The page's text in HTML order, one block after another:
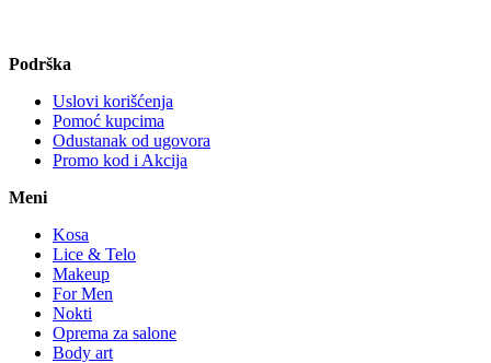
Podrška
Uslovi korišćenja
Pomoć kupcima
Odustanak od ugovora
Promo kod i Akcija
Meni
Kosa
Lice & Telo
Makeup
For Men
Nokti
Oprema za salone
Body art